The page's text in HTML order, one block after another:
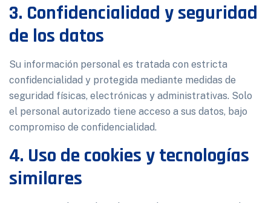
3. Confidencialidad y seguridad
de los datos
Su información personal es tratada con estricta
confidencialidad y protegida mediante medidas de
seguridad físicas, electrónicas y administrativas. Solo
el personal autorizado tiene acceso a sus datos, bajo
compromiso de confidencialidad.
4. Uso de cookies y tecnologías
similares